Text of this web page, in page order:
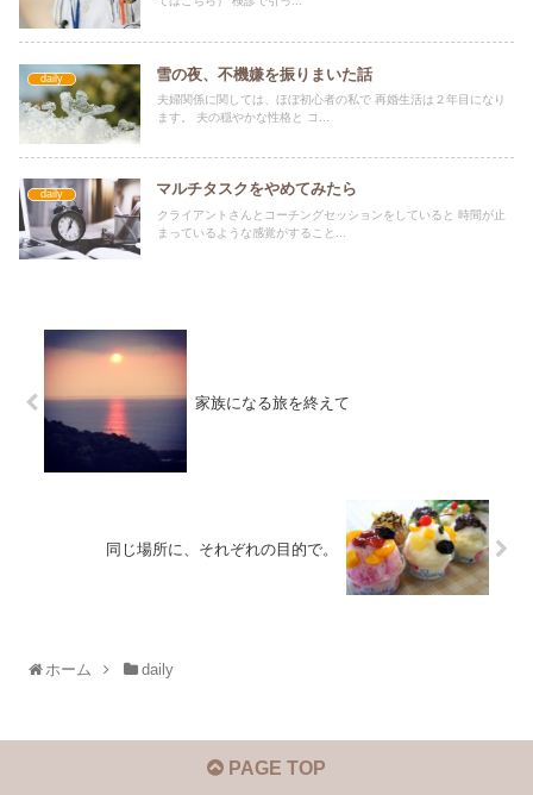
daily 雪の夜、不機嫌を振りまいた話
夫婦関係に関しては、ほぼ初心者の私で 再婚生活は２年目になり
ます。 夫の穏やかな性格と コ...
daily マルチタスクをやめてみたら
クライアントさんとコーチングセッションをしていると 時間が止
まっているような感覚がすること...
家族になる旅を終えて
同じ場所に、それぞれの目的で。
ホーム daily
PAGE TOP